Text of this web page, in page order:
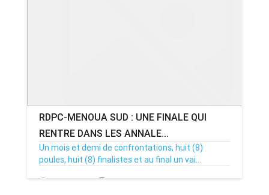
CAMEROUN
PLUS
RDPC-MENOUA SUD : UNE FINALE QUI
RENTRE DANS LES ANNALE...
Un mois et demi de confrontations, huit (8)
poules, huit (8) finalistes et au final un vai...
30/08/22 Par MenouActu 1